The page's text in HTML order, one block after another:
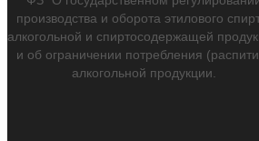
производства и оборота этилового
алкогольной и спиртосодержащей
и об ограничении потребления
алкогольной продукции.